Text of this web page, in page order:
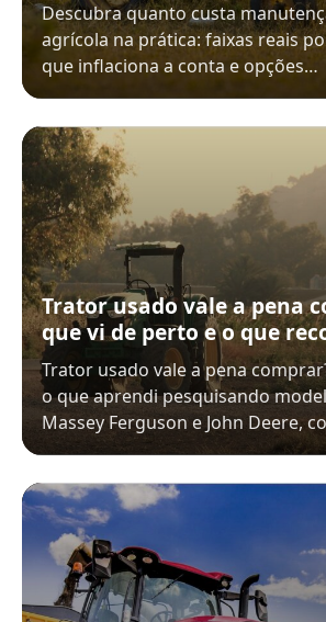
Descubra quanto custa
agrícola na prática: faixas reais
que inflaciona a conta e opções…
Trator usado vale a pena
que vi de perto e o que
Trator usado vale a pena
o que aprendi pesquisando
Massey Ferguson e John Deere,